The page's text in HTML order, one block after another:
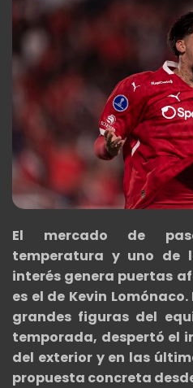
El mercado de
temperatura y uno de
interés genera puertas
es el de Kevin
grandes figuras del
temporada, despertó el
del exterior y en las
propuesta concreta